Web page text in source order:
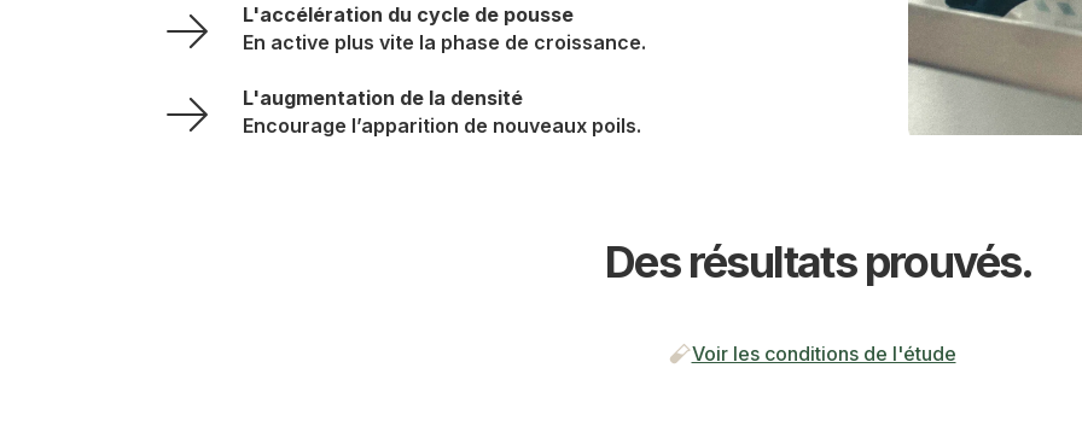
L'accélération du cycle de pousse
L'augmentation de la densité
En active plus vite la phase de croissance.
Encourage l’apparition de nouveaux poils.
Voir les conditions de l'étude
Des résultats prouvés.